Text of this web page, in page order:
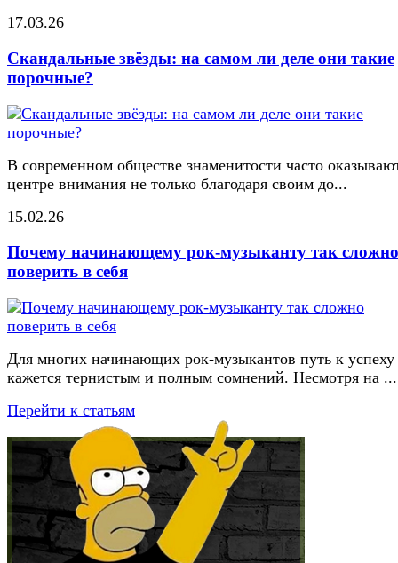
17.03.26
Скандальные звёзды: на самом ли деле они такие
порочные?
В современном обществе знаменитости часто
центре внимания не только благодаря своим до...
15.02.26
Почему начинающему рок-музыканту так сложно
поверить в себя
Для многих начинающих рок-музыкантов путь к успеху
кажется тернистым и полным сомнений. Несмотря на ...
Перейти к статьям